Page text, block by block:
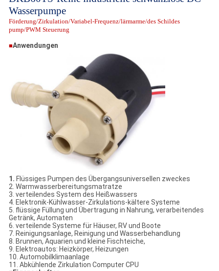
Wasserpumpe
Förderung/Zirkulation/Variabel-Frequenz/lärmarme/des Schildes
pump/PWM Steuerung
■Anwendungen
1. Flüssiges Pumpen des Übergangsuniversellen zweckes
2. Warmwasserbereitungsmatratze
3. verteilendes System des Heißwassers
4. Elektronik-Kühlwasser-Zirkulations-kältere Systeme
5. flüssige Füllung und Übertragung in Nahrung, verarbeitendes
Getränk, Automaten
6. verteilende Systeme für Häuser, RV und Boote
7. Reinigungsanlage, Reinigung und Wasserbehandlung
8. Brunnen, Aquarien und kleine Fischteiche,
9. Elektroautos: Heizkörper, Heizungen
10. Automobilklimaanlage
11. Abkühlende Zirkulation Computer CPU